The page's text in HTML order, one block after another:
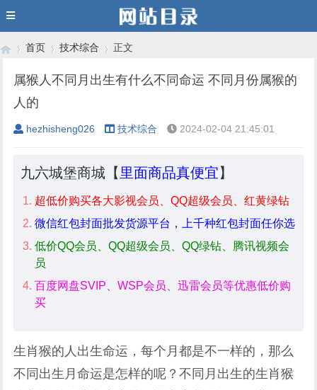
›
首页 技术综合 正文
属猴人不同月出生有什么不同命运 不同月份属猴的
人的
hezhisheng026 技术综合 2024-02-04 21:45:01
九六城堡商城【 里面商品真便宜】
超低价购买各大影视会员、QQ超级会员、红黄绿钻
微信红包封面批发货源平台，上千种红包封面任你选
低价QQ会员、QQ超级会员、QQ绿钻、腾讯视频会
员
百度网盘SVIP、WSP会员、迅雷会员等优惠低价购
买
生肖猴的人出生命运，每个月都是不一样的，那么
不同出生月命运是怎样的呢？不同月出生的生肖猴